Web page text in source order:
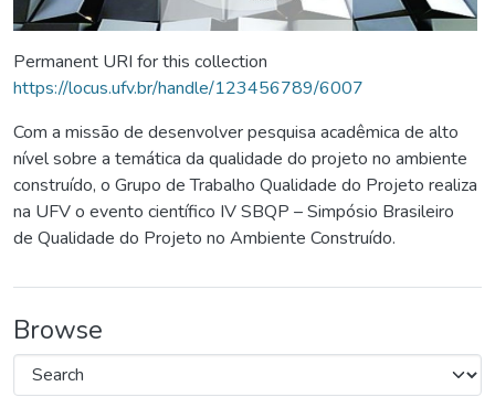
Permanent URI for this collection
https://locus.ufv.br/handle/123456789/6007
Com a missão de desenvolver pesquisa acadêmica de alto
nível sobre a temática da qualidade do projeto no ambiente
construído, o Grupo de Trabalho Qualidade do Projeto realiza
na UFV o evento científico IV SBQP – Simpósio Brasileiro
de Qualidade do Projeto no Ambiente Construído.
Browse